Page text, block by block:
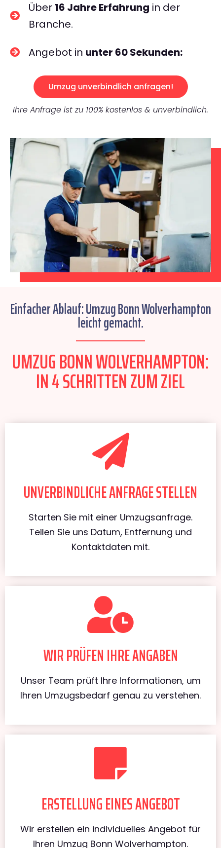
Über 16 Jahre Erfahrung in der
Branche.
Angebot in unter 60 Sekunden:
Umzug unverbindlich anfragen!
Ihre Anfrage ist zu 100% kostenlos & unverbindlich.
Einfacher Ablauf: Umzug Bonn Wolverhampton
leicht gemacht.
UMZUG BONN WOLVERHAMPTON:
IN 4 SCHRITTEN ZUM ZIEL
UNVERBINDLICHE ANFRAGE STELLEN
Starten Sie mit einer Umzugsanfrage.
Teilen Sie uns Datum, Entfernung und
Kontaktdaten mit.
WIR PRÜFEN IHRE ANGABEN
Unser Team prüft Ihre Informationen, um
Ihren Umzugsbedarf genau zu verstehen.
ERSTELLUNG EINES ANGEBOT
Wir erstellen ein individuelles Angebot für
Ihren Umzug Bonn Wolverhampton.